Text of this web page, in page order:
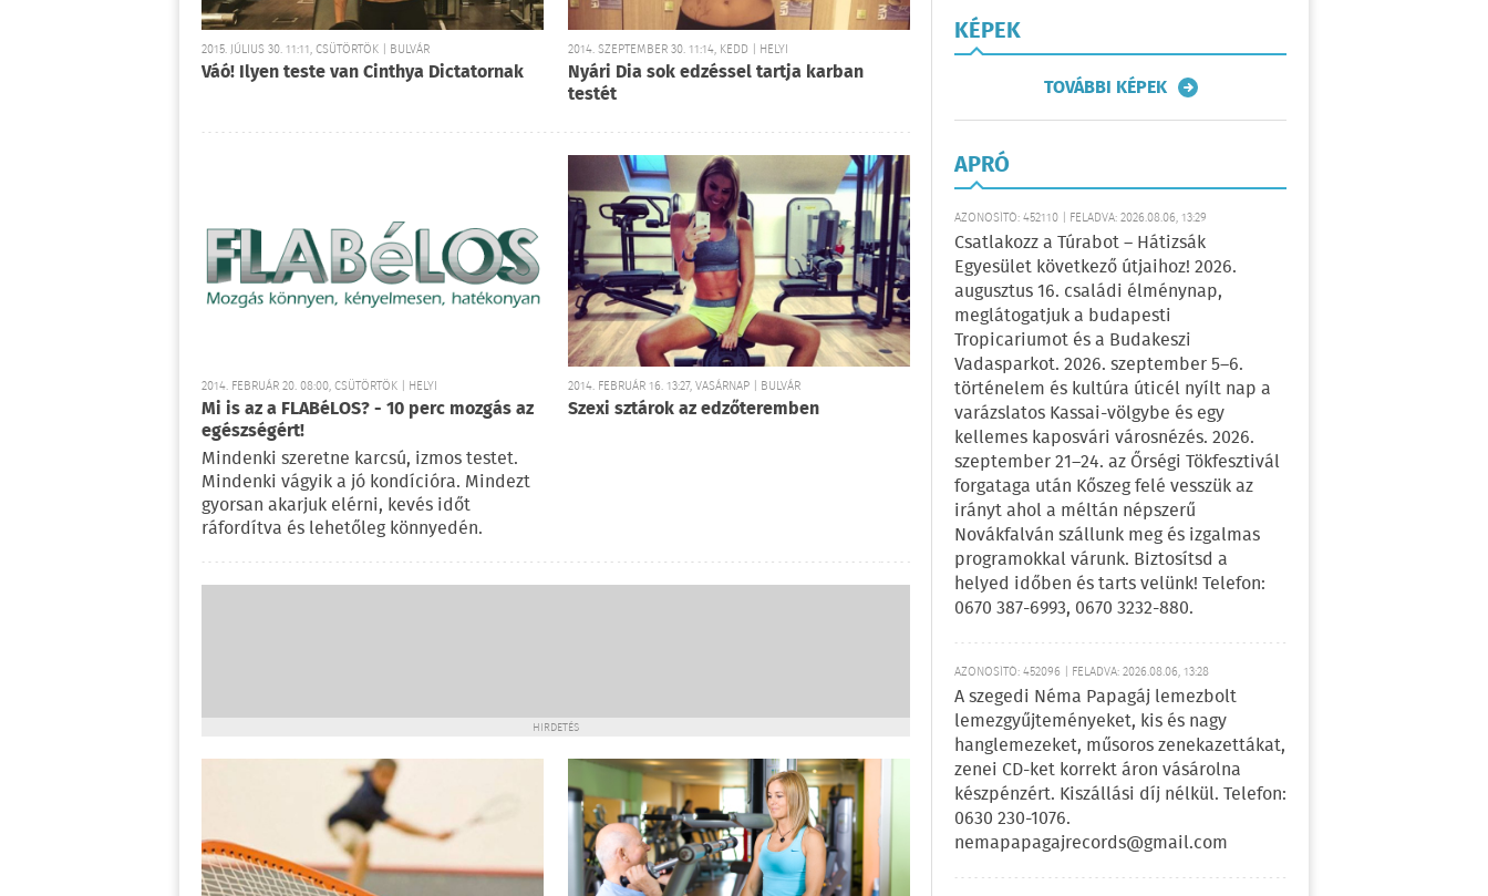
2015. JÚLIUS 30. 11:11, CSÜTÖRTÖK | BULVÁR
Váó! Ilyen teste van Cinthya Dictatornak
2014. SZEPTEMBER 30. 11:14, KEDD | HELYI
Nyári Dia sok edzéssel tartja karban
testét
2014. FEBRUÁR 20. 08:00, CSÜTÖRTÖK | HELYI
Mi is az a FLABéLOS? - 10 perc mozgás az
egészségért!
Mindenki szeretne karcsú, izmos testet.
Mindenki vágyik a jó kondícióra. Mindezt
gyorsan akarjuk elérni, kevés időt
ráfordítva és lehetőleg könnyedén.
2014. FEBRUÁR 16. 13:27, VASÁRNAP | BULVÁR
Szexi sztárok az edzőteremben
HIRDETÉS
KÉPEK
TOVÁBBI KÉPEK
APRÓ
AZONOSÍTÓ: 452110 | FELADVA: 2026.08.06, 13:29
Csatlakozz a Túrabot – Hátizsák
Egyesület következő útjaihoz! 2026.
augusztus 16. családi élménynap,
meglátogatjuk a budapesti
Tropicariumot és a Budakeszi
Vadasparkot. 2026. szeptember 5–6.
történelem és kultúra úticél nyílt nap a
varázslatos Kassai-völgybe és egy
kellemes kaposvári városnézés. 2026.
szeptember 21–24. az Őrségi Tökfesztivál
forgataga után Kőszeg felé vesszük az
irányt ahol a méltán népszerű
Novákfalván szállunk meg és izgalmas
programokkal várunk. Biztosítsd a
helyed időben és tarts velünk! Telefon:
0670 387-6993, 0670 3232-880.
AZONOSÍTÓ: 452096 | FELADVA: 2026.08.06, 13:28
A szegedi Néma Papagáj lemezbolt
lemezgyűjteményeket, kis és nagy
hanglemezeket, műsoros zenekazettákat,
zenei CD-ket korrekt áron vásárolna
készpénzért. Kiszállási díj nélkül. Telefon:
0630 230-1076.
nemapapagajrecords@gmail.com